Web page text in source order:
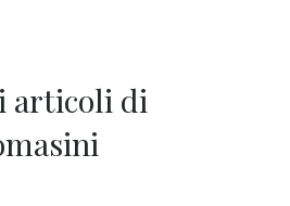
articoli di